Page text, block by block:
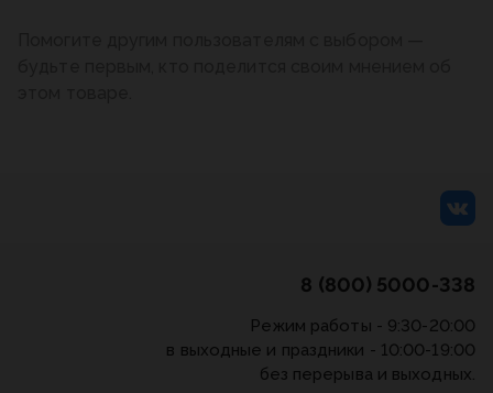
8 (800) 5000-338
Режим работы - 9:30-20:00
в выходные и праздники - 10:00-19:00
без перерыва и выходных.